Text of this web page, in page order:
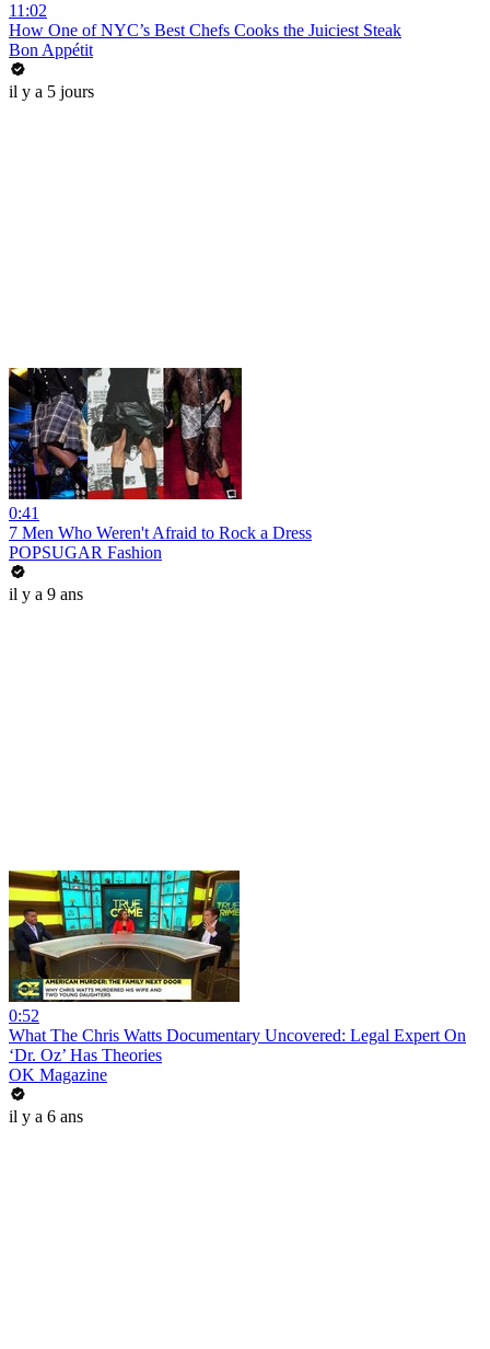
11:02
How One of NYC’s Best Chefs Cooks the Juiciest Steak
Bon Appétit
il y a 5 jours
0:41
7 Men Who Weren't Afraid to Rock a Dress
POPSUGAR Fashion
il y a 9 ans
0:52
What The Chris Watts Documentary Uncovered: Legal Expert On
‘Dr. Oz’ Has Theories
OK Magazine
il y a 6 ans